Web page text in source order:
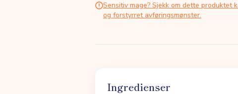
Sensitiv mage? Sjekk om dette produktet
og forstyrret avføringsmønster.
Ingredienser